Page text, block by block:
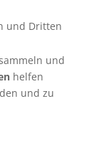
und Dritten
und
helfen
und zu